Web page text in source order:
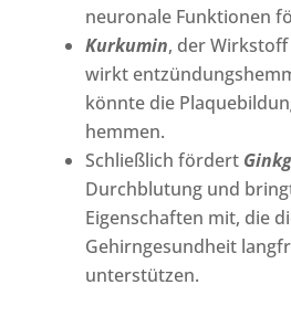
neuronale Funktionen
Kurkumin, der
wirkt
könnte die
hemmen.
Schließlich fördert
Durchblutung und
Eigenschaften mit, die
Gehirngesundheit
unterstützen.